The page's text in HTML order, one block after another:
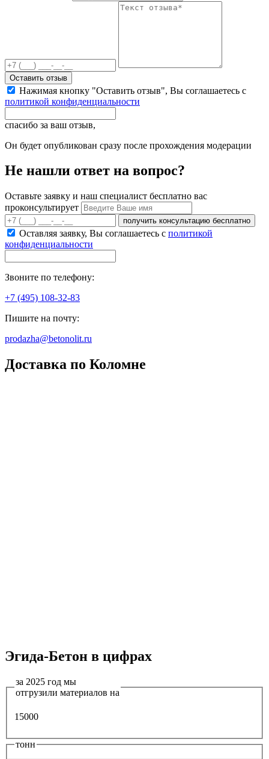
Оставить отзыв
Нажимая кнопку "Оставить отзыв", Вы соглашаетесь с
политикой конфиденциальности
спасибо за ваш отзыв,
Он будет опубликован сразу после прохождения модерации
Не нашли ответ на вопрос?
Оставьте заявку и наш специалист бесплатно вас
проконсультирует
получить консультацию бесплатно
Оставляя заявку, Вы соглашаетесь с политикой
конфиденциальности
Звоните по телефону:
+7 (495) 108-32-83
Пишите на почту:
prodazha@betonolit.ru
Доставка по Коломне
Эгида-Бетон в цифрах
за 2025 год мы
отгрузили материалов на
15000
тонн